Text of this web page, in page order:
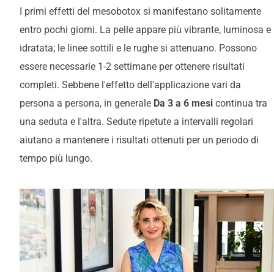
I primi effetti del mesobotox si manifestano solitamente
entro pochi giorni. La pelle appare più vibrante, luminosa e
idratata; le linee sottili e le rughe si attenuano. Possono
essere necessarie 1-2 settimane per ottenere risultati
completi. Sebbene l'effetto dell'applicazione vari da
persona a persona, in generale Da 3 a 6 mesi continua tra
una seduta e l'altra. Sedute ripetute a intervalli regolari
aiutano a mantenere i risultati ottenuti per un periodo di
tempo più lungo.